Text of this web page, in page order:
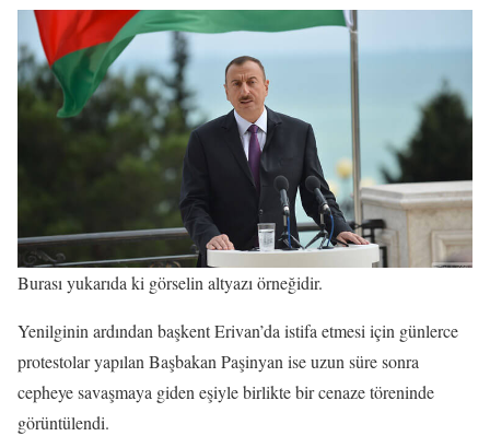
Burası yukarıda ki görselin altyazı örneğidir.
Yenilginin ardından başkent Erivan’da istifa etmesi için günlerce
protestolar yapılan Başbakan Paşinyan ise uzun süre sonra
cepheye savaşmaya giden eşiyle birlikte bir cenaze töreninde
görüntülendi.